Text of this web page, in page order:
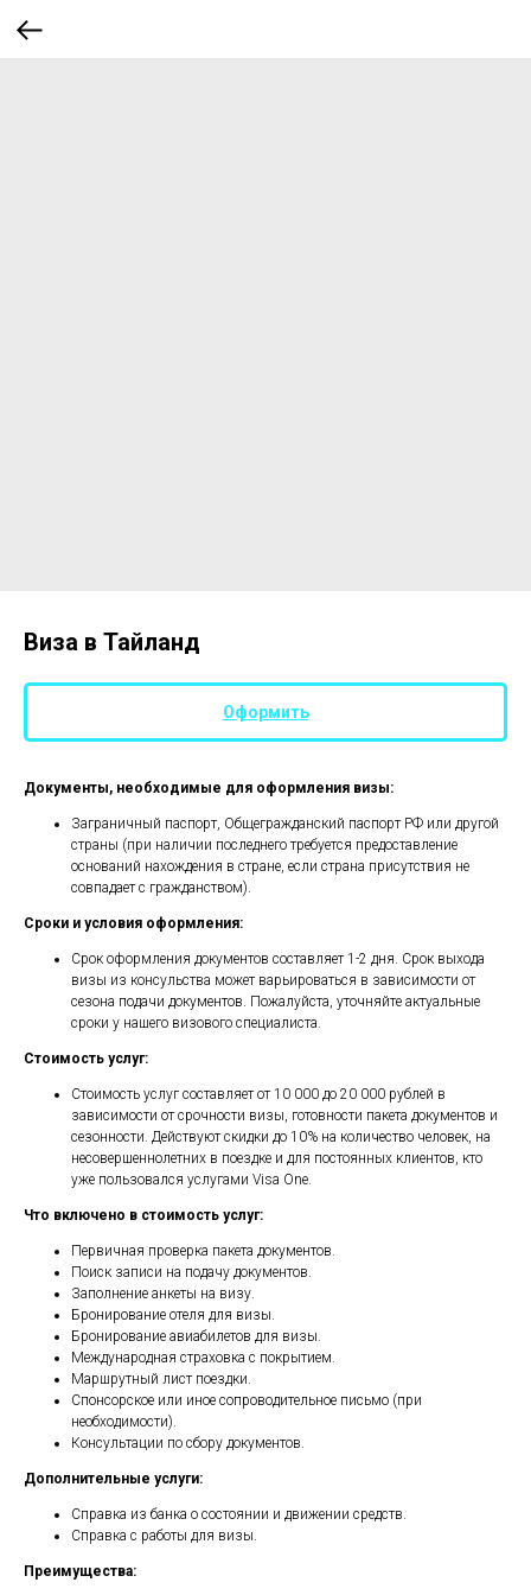
Виза в Тайланд
Оформить
Документы, необходимые для оформления визы:
Заграничный паспорт, Общегражданский паспорт РФ или другой
страны (при наличии последнего требуется предоставление
оснований нахождения в стране, если страна присутствия не
совпадает с гражданством).
Сроки и условия оформления:
Срок оформления документов составляет 1-2 дня. Срок выхода
визы из консульства может варьироваться в зависимости от
сезона подачи документов. Пожалуйста, уточняйте актуальные
сроки у нашего визового специалиста.
Стоимость услуг:
Стоимость услуг составляет от 10 000 до 20 000 рублей в
зависимости от срочности визы, готовности пакета документов и
сезонности. Действуют скидки до 10% на количество человек, на
несовершеннолетних в поездке и для постоянных клиентов, кто
уже пользовался услугами Visa One.
Что включено в стоимость услуг:
Первичная проверка пакета документов.
Поиск записи на подачу документов.
Заполнение анкеты на визу.
Бронирование отеля для визы.
Бронирование авиабилетов для визы.
Международная страховка с покрытием.
Маршрутный лист поездки.
Спонсорское или иное сопроводительное письмо (при
необходимости).
Консультации по сбору документов.
Дополнительные услуги:
Справка из банка о состоянии и движении средств.
Справка с работы для визы.
Преимущества: